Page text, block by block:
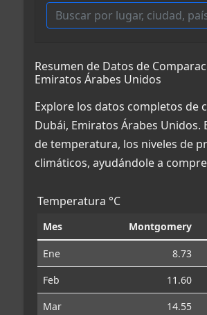
Resumen de Datos de
Emiratos Árabes Unidos
Explore los datos completos de
Dubái, Emiratos Árabes
de temperatura, los niveles de
climáticos, ayudándole a
Temperatura °C
Mes Montgomery
Ene 8.73
Feb
11.60
Mar
14.55